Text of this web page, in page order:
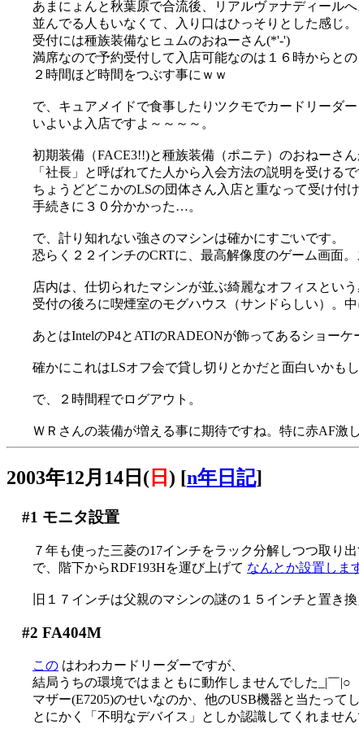
あまにょんと秋葉原で合流後、リアルヴァナディールへ
並んでる人もいなくて、入り口はひっそりとした感じ。
受付には種族装備なヒュムのおねーさん(*'-')
満席なので予約受付して入店可能なのは１６時からとの
２時間ほど時間をつぶす事にｗｗ
で、キュアメイドで食事したりツクモでカードリーダ
いよいよ入店ですよ～～～～。
初期装備（FACE3!!)と種族装備（ポニテ）のおねーさん
「社長」と呼ばれてた人から入会方法の説明を受けるで
ちょうどどこかのLSの団体さん入店と重なって受け付
手続きに３０分かかった…。
で、計り知れない強さのマシンは確かにすごいです。
恐らく２２インチのCRTに、最高解像度のゲーム画面
店内は、仕切られたマシンが並ぶ綺麗なオフィスとい
受付の後ろに喫煙室のモグハウス（サンドらしい）。
あとはIntelのP4とATIのRADEONが飾ってあるショーケ
確かにこれはLSオフ会で貸し切りとかだと面白いかもし
で、２時間程でログアウト。
ＷＲさんの装備が増える事に期待ですね。特に赤AF激
2003年12月14日( 日 ) [n年日記]
#1 モニタ設置
７年も使った三菱の17インチをラック分解しつつ取り
で、階下からRDF193Hを運び上げて なんとか設置しま
旧１７インチは父親のマシンの謎の１５インチと置き
#2 FA404M
この はわわカードリーダーですが、
結局うちの環境ではまともに動作しませんでした_|￣|○
マザー(E7205)のせいなのか、他のUSB機器と当たって
とにかく「不明なデバイス」としか認識してくれませ